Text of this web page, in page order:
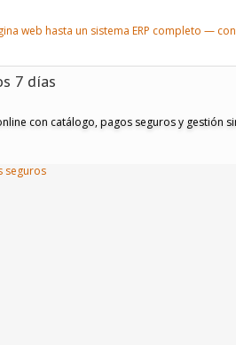
web hasta un sistema ERP completo —
7 días
con catálogo, pagos seguros y gestión